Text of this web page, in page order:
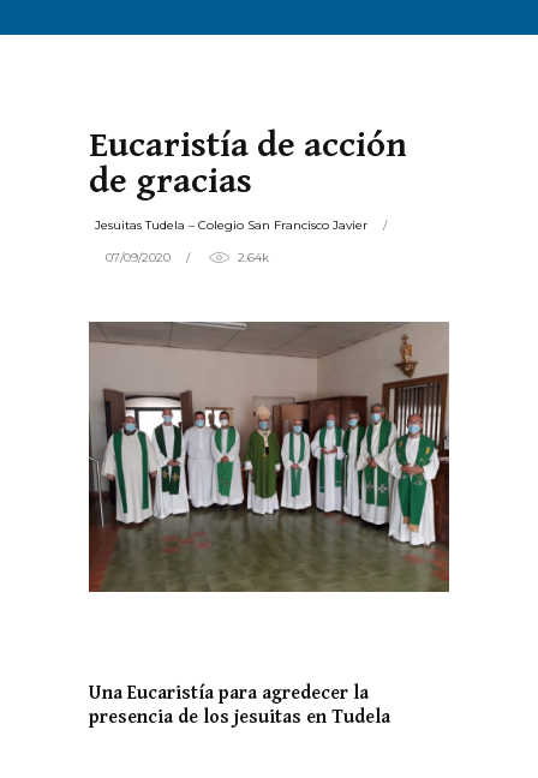
Eucaristía de acción
de gracias
Jesuitas Tudela – Colegio San Francisco Javier
07/09/2020 2.64k
Una Eucaristía para agredecer la
presencia de los jesuitas en Tudela